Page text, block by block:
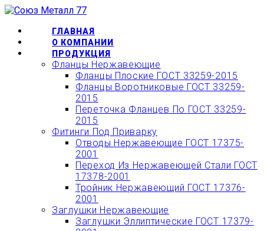
Перейти
содержимомуГЛАВНАЯ
О КОМПАНИИ
ПРОДУКЦИЯ
Фланцы Нержавеющие
Фланцы Плоские ГОСТ 33259-2015
Фланцы Воротниковые ГОСТ 33259-
2015
Переточка Фланцев По ГОСТ 33259-
2015
Фитинги Под Приварку
Отводы Нержавеющие ГОСТ 17375-
2001
Переход Из Нержавеющей Стали ГОСТ
17378-2001
Тройник Нержавеющий ГОСТ 17376-
2001
Заглушки Нержавеющие
Заглушки Эллиптические ГОСТ 17379-
ОФОРМИТЬ БЫСТРЫЙ
ЗАКАЗ ИЛИ ЗАКАЗАТЬ
ТОВАР ОНЛАЙН